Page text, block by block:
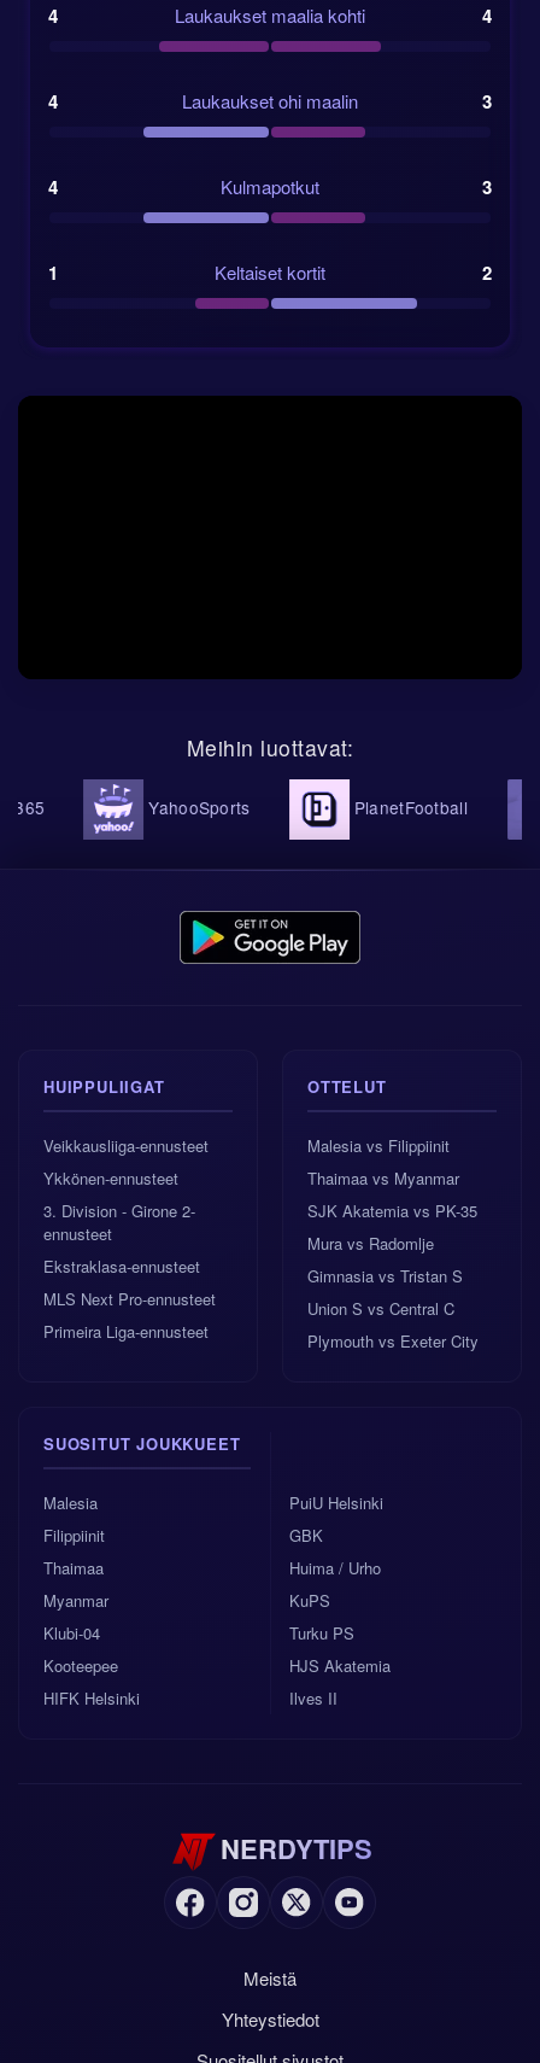
4 Laukaukset maalia kohti 4
4 Laukaukset ohi maalin 3
4 Kulmapotkut 3
1 Keltaiset kortit 2
Meihin luottavat:
YahooSports PlanetFootball
HUIPPULIIGAT
Veikkausliiga-ennusteet
Ykkönen-ennusteet
3. Division - Girone 2-
ennusteet
Ekstraklasa-ennusteet
MLS Next Pro-ennusteet
Primeira Liga-ennusteet
OTTELUT
Malesia vs Filippiinit
Thaimaa vs Myanmar
SJK Akatemia vs PK-35
Mura vs Radomlje
Gimnasia vs Tristan S
Union S vs Central C
Plymouth vs Exeter City
SUOSITUT JOUKKUEET
Malesia
Filippiinit
Thaimaa
Myanmar
Klubi-04
Kooteepee
HIFK Helsinki
PuiU Helsinki
GBK
Huima / Urho
KuPS
Turku PS
HJS Akatemia
Ilves II
NERDYTIPS
Meistä
Yhteystiedot